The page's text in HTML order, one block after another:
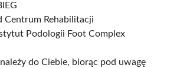
Centrum Rehabilitacji
Podologii Foot Complex
do Ciebie, biorąc pod uwagę